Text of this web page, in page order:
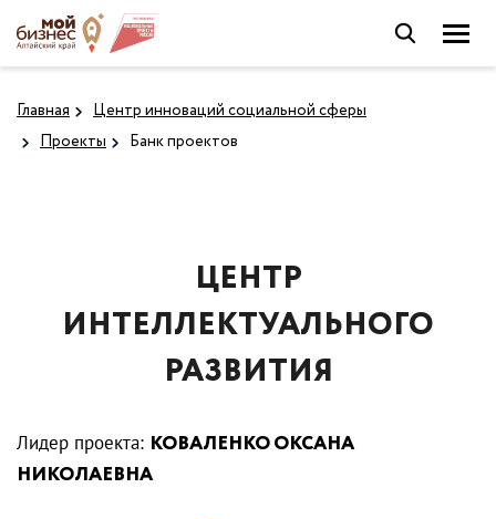
Главная
Центр инноваций социальной сферы
Проекты
Банк проектов
ЦЕНТР
ИНТЕЛЛЕКТУАЛЬНОГО
РАЗВИТИЯ
Лидер проекта: КОВАЛЕНКО ОКСАНА
НИКОЛАЕВНА